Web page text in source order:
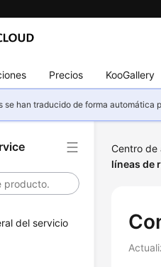
Precios KooGallery
se han traducido de forma
del servicio
Centro de
líneas de